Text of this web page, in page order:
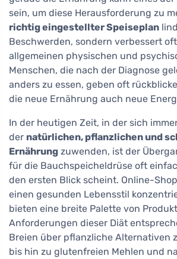
sein, um diese Herausforderung zu
richtig eingestellter Speiseplan
Beschwerden, sondern verbessert
allgemeinen physischen und
Menschen, die nach der Diagnose
anders zu essen, geben oft
die neue Ernährung auch neue
In der heutigen Zeit, in der sich
der natürlichen, pflanzlichen und
Ernährung zuwenden, ist der
für die Bauchspeicheldrüse oft
den ersten Blick scheint. Online-
einen gesunden Lebensstil
bieten eine breite Palette von
Anforderungen dieser Diät
Breien über pflanzliche Alternativen
bis hin zu glutenfreien Mehlen und